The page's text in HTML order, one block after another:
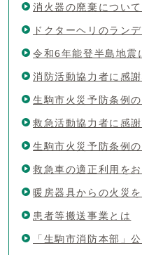
消火器の廃棄について
ドクターヘリのラン
令和6年能登半島地震
消防活動協力者に感
生駒市火災予防条例
救急活動協力者に感
生駒市火災予防条例
救急車の適正利用をお
暖房器具からの火災
患者等搬送事業とは
「生駒市消防本部」